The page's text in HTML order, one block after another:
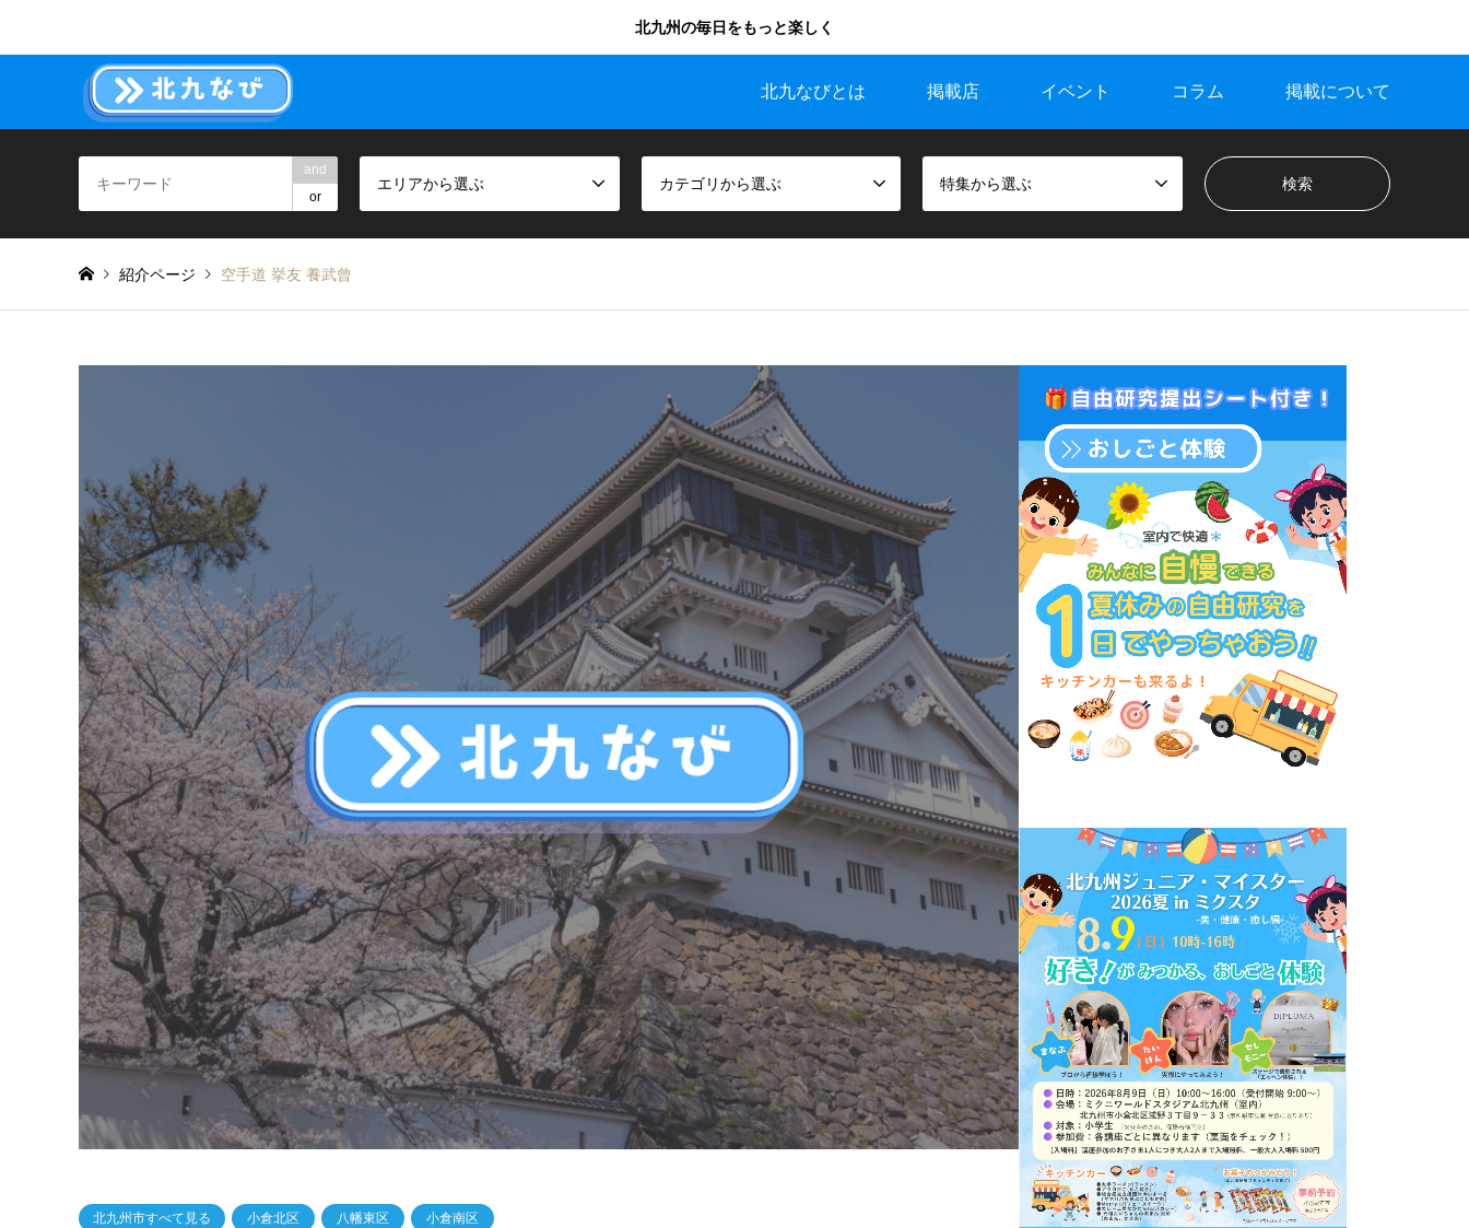
北九州の毎日をもっと楽しく
北九なびとは 掲載店 イベント コラム 掲載について
and
or
エリアから選ぶ カテゴリから選ぶ 特集から選ぶ
紹介ページ 空手道 挙友 養武曾
北九州市すべて見る 小倉北区 八幡東区 小倉南区